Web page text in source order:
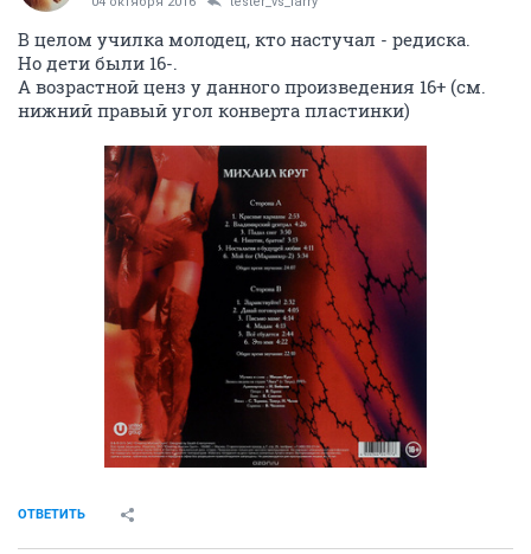
В целом училка молодец, кто настучал - редиска.
Но дети были 16-.
А возрастной ценз у данного произведения 16+ (см.
нижний правый угол конверта пластинки)
ОТВЕТИТЬ